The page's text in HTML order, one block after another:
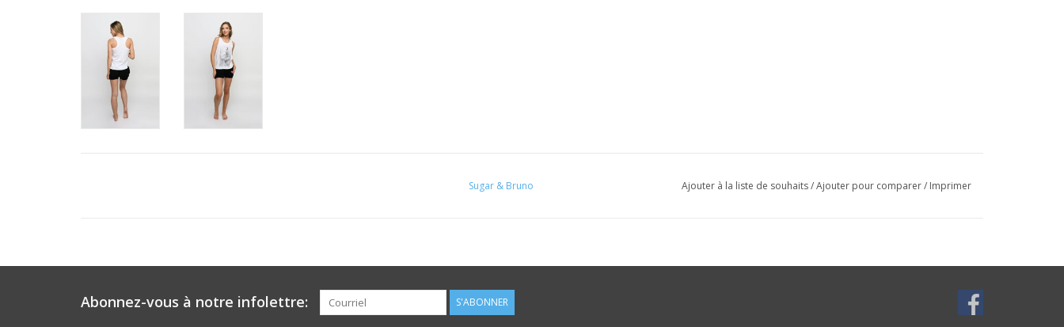
Sugar & Bruno Ajouter à la liste de souhaits/Ajouter pour comparer/ Imprimer
Abonnez-vous à notre infolettre: S'ABONNER